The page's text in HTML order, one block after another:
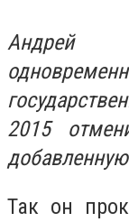
Андрей
2015
Так он